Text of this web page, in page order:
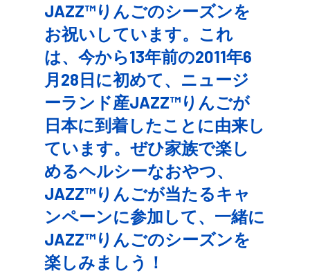
JAZZ™りんごのシーズンを
お祝いしています。これ
は、今から13年前の2011年6
月28日に初めて、ニュージ
ーランド産JAZZ™りんごが
日本に到着したことに由来し
ています。ぜひ家族で楽し
めるヘルシーなおやつ、
JAZZ™りんごが当たるキャ
ンペーンに参加して、一緒に
JAZZ™りんごのシーズンを
楽しみましう！